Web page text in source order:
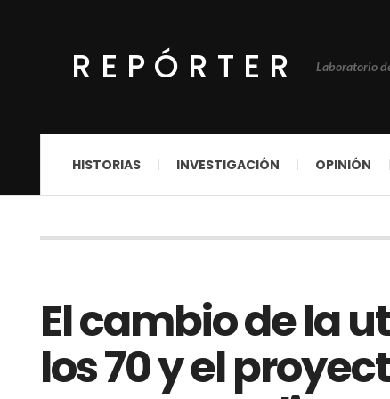
REPÓRTER Laboratorio
HISTORIAS INVESTIGACIÓN OPINIÓN
El cambio de la
los 70 y el